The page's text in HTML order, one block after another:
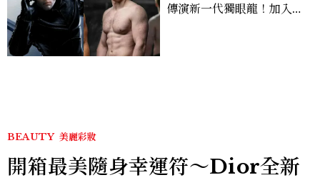
傳演新一代獨眼龍！加入新
BEAUTY 美麗彩妝
開箱最美隨身幸運符～Dior全新